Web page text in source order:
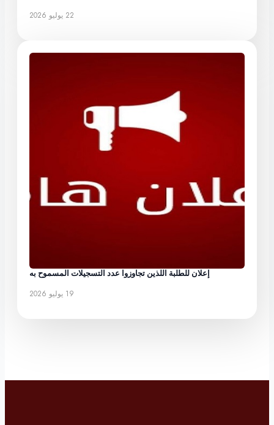
22 يوليو 2026
إعلان للطلبة اللذين تجاوزوا عدد التسجيلات المسموح به
19 يوليو 2026